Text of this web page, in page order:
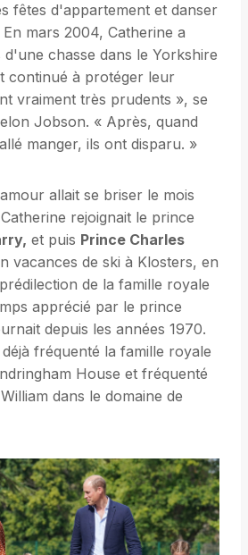
fêtes d'appartement et danser
mars 2004, Catherine a
chasse dans le Yorkshire
continué à protéger leur
vraiment très prudents », se
Jobson. « Après, quand
manger, ils ont disparu. »
allait se briser le mois
rejoignait le prince
et puis Prince Charles
vacances de ski à Klosters, en
de la famille royale
apprécié par le prince
depuis les années 1970.
fréquenté la famille royale
House et fréquenté
dans le domaine de